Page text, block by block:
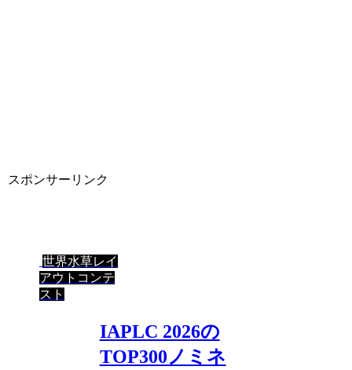
スポンサーリンク
世界水草レイ
アウトコンテ
スト
IAPLC 2026の
TOP300ノミネ